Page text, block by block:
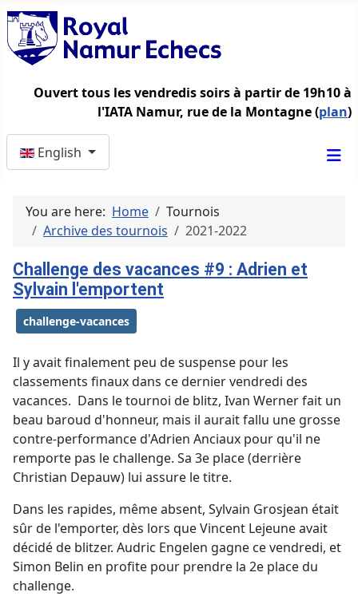
Ouvert tous les vendredis soirs à partir de 19h10 à
l'IATA Namur, rue de la Montagne (plan)
English
You are here: Home
Tournois
Archive des tournois
2021-2022
Challenge des vacances #9 : Adrien et
Sylvain l'emportent
challenge-vacances
Il y avait finalement peu de suspense pour les
classements finaux dans ce dernier vendredi des
vacances. Dans le tournoi de blitz, Ivan Werner fait un
beau baroud d'honneur, mais il aurait fallu une grosse
contre-performance d'Adrien Anciaux pour qu'il ne
remporte pas le challenge. Sa 3e place (derrière
Christian Depauw) lui assure le titre.
Dans les rapides, même absent, Sylvain Grosjean était
sûr de l'emporter, dès lors que Vincent Lejeune avait
décidé de blitzer. Audric Engelen gagne ce vendredi, et
Simon Belin en profite pour prendre la 2e place du
challenge.